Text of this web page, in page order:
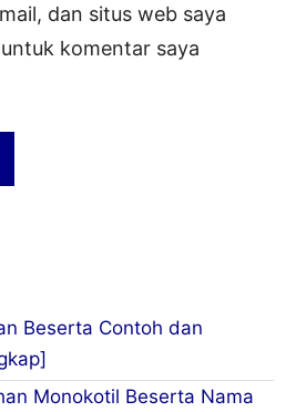
dan situs web saya
komentar saya
Beserta Contoh dan
Monokotil Beserta Nama